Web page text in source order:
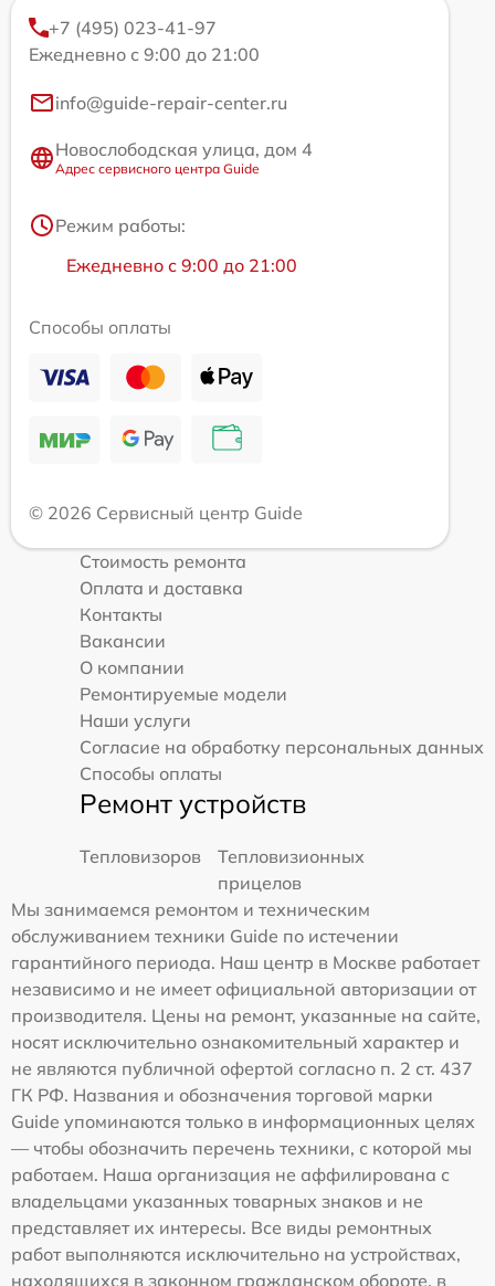
+7 (495) 023-41-97
Ежедневно с 9:00 до 21:00
info@guide-repair-center.ru
Новослободская улица, дом 4
Адрес сервисного центра Guide
Режим работы:
Ежедневно с 9:00 до 21:00
Способы оплаты
© 2026 Сервисный центр Guide
Стоимость ремонта
Оплата и доставка
Контакты
Вакансии
О компании
Ремонтируемые модели
Наши услуги
Согласие на обработку персональных данных
Способы оплаты
Ремонт устройств
Тепловизоров
Тепловизионных
прицелов
Мы занимаемся ремонтом и техническим
обслуживанием техники Guide по истечении
гарантийного периода. Наш центр в Москве работает
независимо и не имеет официальной авторизации от
производителя. Цены на ремонт, указанные на сайте,
носят исключительно ознакомительный характер и
не являются публичной офертой согласно п. 2 ст. 437
ГК РФ. Названия и обозначения торговой марки
Guide упоминаются только в информационных целях
— чтобы обозначить перечень техники, с которой мы
работаем. Наша организация не аффилирована с
владельцами указанных товарных знаков и не
представляет их интересы. Все виды ремонтных
работ выполняются исключительно на устройствах,
находящихся в законном гражданском обороте, в